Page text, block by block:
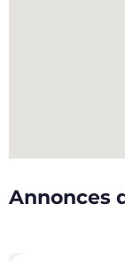
Annonces